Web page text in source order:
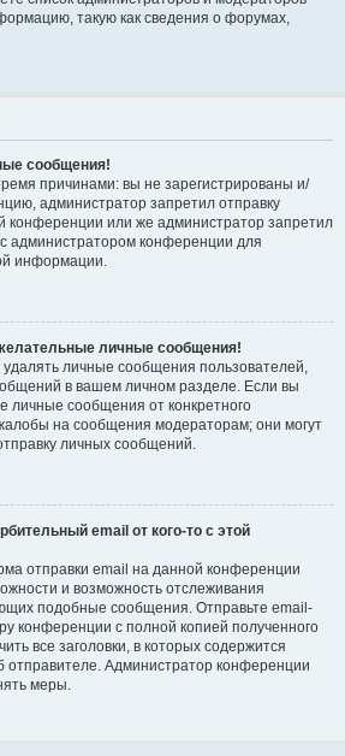
такую как сведения о форумах,
сообщения!
причинами: вы не зарегистрированы и/
администратор запретил отправку
конференции или же администратор запретил
администратором конференции для
информации.
личные сообщения!
личные сообщения пользователей,
в вашем личном разделе. Если вы
личные сообщения от конкретного
на сообщения модераторам; они могут
личных сообщений.
email от кого-то с этой
отправки email на данной конференции
и возможность отслеживания
подобные сообщения. Отправьте email-
конференции с полной копией полученного
все заголовки, в которых содержится
Администратор конференции
меры.